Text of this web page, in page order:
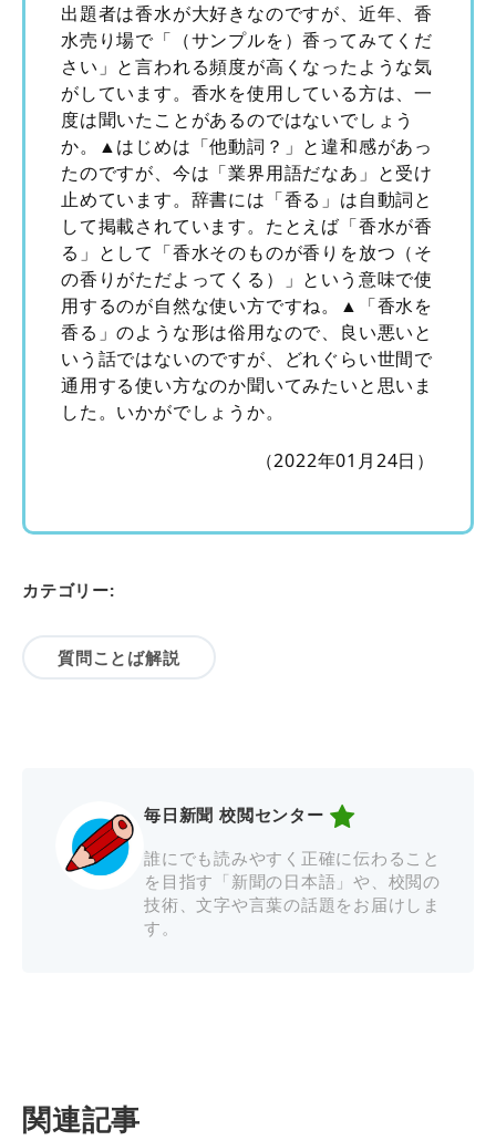
出題者は香水が大好きなのですが、近年、香
水売り場で「（サンプルを）香ってみてくだ
さい」と言われる頻度が高くなったような気
がしています。香水を使用している方は、一
度は聞いたことがあるのではないでしょう
か。▲はじめは「他動詞？」と違和感があっ
たのですが、今は「業界用語だなあ」と受け
止めています。辞書には「香る」は自動詞と
して掲載されています。たとえば「香水が香
る」として「香水そのものが香りを放つ（そ
の香りがただよってくる）」という意味で使
用するのが自然な使い方ですね。▲「香水を
香る」のような形は俗用なので、良い悪いと
いう話ではないのですが、どれぐらい世間で
通用する使い方なのか聞いてみたいと思いま
した。いかがでしょうか。
（2022年01月24日）
カテゴリー:
質問ことば解説
毎日新聞 校閲センター
誰にでも読みやすく正確に伝わること
を目指す「新聞の日本語」や、校閲の
技術、文字や言葉の話題をお届けしま
す。
関連記事